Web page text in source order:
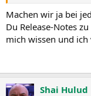
Machen wir ja bei
Du Release-Notes
mich wissen und
Shai Hulud